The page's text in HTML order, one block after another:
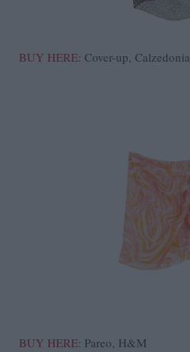
BUY HERE: Cover-up, Calzedonia
BUY HERE: Pareo, H&M